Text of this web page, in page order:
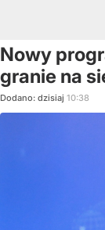
Nowy
granie na
Dodano: dzisiaj 10:38